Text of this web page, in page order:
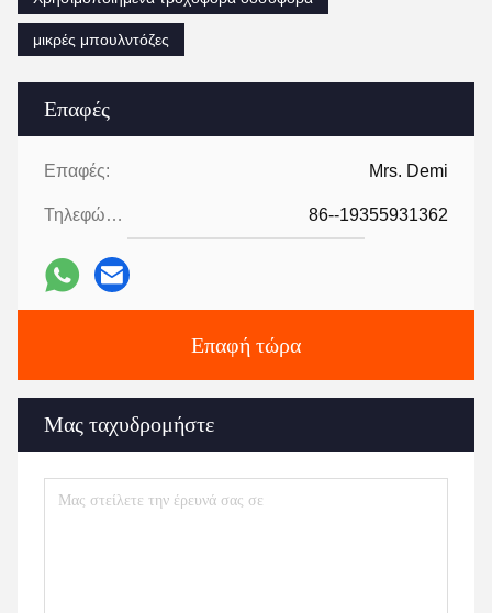
Επαφές
Επαφές: Mrs. Demi
Τηλεφώνημα: 86--19355931362
Επαφή τώρα
Μας ταχυδρομήστε
μικρές μπουλντόζες